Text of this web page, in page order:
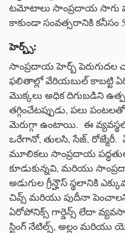
టమోటాలు సాంప్రదాయ సాగు
కాకుండా సంవత్సరానికి కనీసం
హెర్బ్స్:
సాంప్రదాయ హెర్బ్ పెరుగుదల
ఫలితాల్లో వేరియబుల్ కాబట్టి
మొక్కలు అధిక దిగుబడిని
తగ్గించేటప్పుడు, పలు
మెరుగ్గా ఉంటాయి. ఈ
ఒరేగానో, తులసి, సేజ్, రోజ్మేరీ.
మూలికలు సాంప్రదాయ
కూడుకున్నవి, మరియు
అడుగుల గ్రీన్హౌస్ స్థలానికి
చివ్స్ మరియు పుదీనా పెంచాలని
ఏరోపోనిక్స్ గార్డెన్స్ లేదా
స్టింగ్ నేటిల్స్, అల్లం